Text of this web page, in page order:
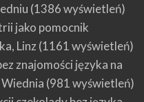
(1386 wyświetleń)
jako pomocnik
Linz (1161 wyświetleń)
znajomości języka na
(981 wyświetleń)